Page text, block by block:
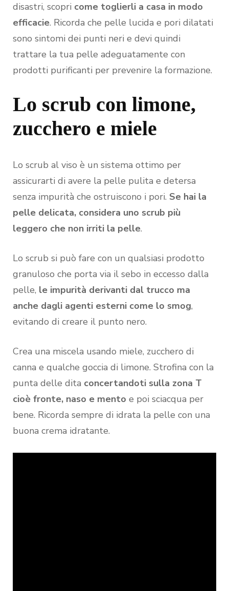
disastri, scopri come toglierli a casa in modo
efficacie. Ricorda che pelle lucida e pori dilatati
sono sintomi dei punti neri e devi quindi
trattare la tua pelle adeguatamente con
prodotti purificanti per prevenire la formazione.
Lo scrub con limone,
zucchero e miele
Lo scrub al viso è un sistema ottimo per
assicurarti di avere la pelle pulita e detersa
senza impurità che ostruiscono i pori. Se hai la
pelle delicata, considera uno scrub più
leggero che non irriti la pelle.
Lo scrub si può fare con un qualsiasi prodotto
granuloso che porta via il sebo in eccesso dalla
pelle, le impurità derivanti dal trucco ma
anche dagli agenti esterni come lo smog,
evitando di creare il punto nero.
Crea una miscela usando miele, zucchero di
canna e qualche goccia di limone. Strofina con la
punta delle dita concertandoti sulla zona T
cioè fronte, naso e mento e poi sciacqua per
bene. Ricorda sempre di idrata la pelle con una
buona crema idratante.